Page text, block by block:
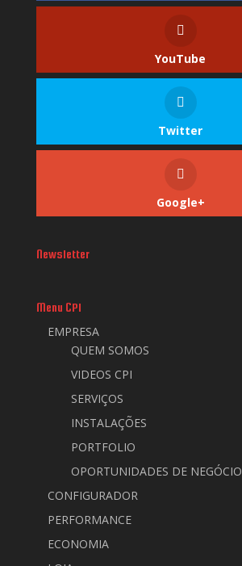
YouTube
Twitter
Google+
Newsletter
Menu CPI
EMPRESA
QUEM SOMOS
VIDEOS CPI
SERVIÇOS
INSTALAÇÕES
PORTFOLIO
OPORTUNIDADES DE NEGÓCIO
CONFIGURADOR
PERFORMANCE
ECONOMIA